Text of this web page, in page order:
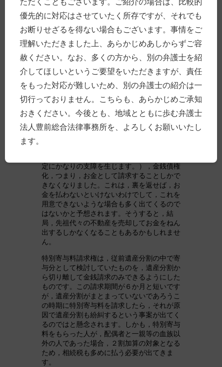
いと，やりたくてもやれない状況になるかも
しれません。
遺留分もかなり劇的に改正されました。これ
までは，遺留分減殺請求をすると，遺留分
（自分の最低限の持ち分）は自動的に自分に
帰属してました。不動産も持ち分の分だけ共
有になっていました。これが事業承継の障害
になっていると不評だったため（注：たとえ
ば，遺産が事業用の不動産くらいしかない場
合，実際のところ，跡取りの息子が全部取得
しないと，事業の基盤が揺らぐことになりか
ねません。それにもかかわらず，事業と関係
のない親族が不動産の共有者になってしまい
定にかなりの支障を生じます。），金銭債権
化，つまり，お金として請求することしかで
きなくなりました。これは，裏を返せば，お
金を払わないといけないわけでして，これを
用意できないような場合も多く出てくるので
はないかと予想されます。そうすると，結
局，先祖代々の不動産を売却してお金をねん
出するしかなくなることもあるかもしれませ
ん。
特別寄与料請求権は，従前遺産分割の中で寄
与分として検討していたものを，遺産分割か
ら切り離して金銭請求のみできるようにした
ものです。この請求期間が６か月と短いです
が，遺産分割がまとまっていないであろうこ
の時期に特別寄与料を請求したら，それが原
因で遺産分割も紛糾するという事案が出てく
るのではと懸念されます。しかも，特別寄与
料をもらった人が，配偶者と一親等の血族以
外の人であった場合，２割加算の対象となる
ため，相続税も多めに払う必要が出てきま
す。
優先的に対応はさせていたく所存ですが、それでも
お断りせざるを得ない場合もございます。事情をご
理解いただきました上、あらかじめあしからずご容
赦ください。なお、多くの方から、別の弁護士を紹
介してほしいというご要望をいただきますが、責任
をもった対応が難しいため、別の弁護士の紹介は一
切行っておりません。こちらも、あらかじめご承知
おきください。今後とも、地域とともに歩む弁護士
法人豊前総合法律事務所を、よろしくお願いいたし
ます。